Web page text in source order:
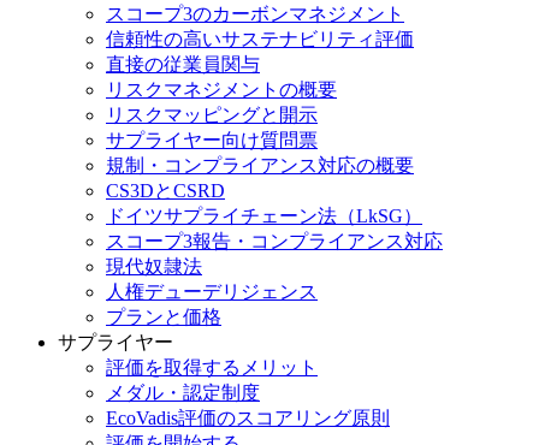
スコープ3のカーボンマネジメント
信頼性の高いサステナビリティ評価
直接の従業員関与
リスクマネジメントの概要
リスクマッピングと開示
サプライヤー向け質問票
規制・コンプライアンス対応の概要
CS3DとCSRD
ドイツサプライチェーン法（LkSG）
スコープ3報告・コンプライアンス対応
現代奴隷法
人権デューデリジェンス
プランと価格
サプライヤー
評価を取得するメリット
メダル・認定制度
EcoVadis評価のスコアリング原則